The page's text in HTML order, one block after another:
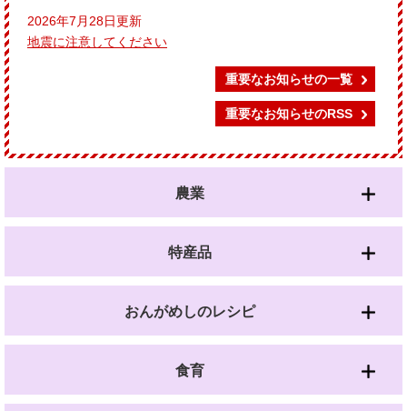
2026年7月28日更新
地震に注意してください
重要なお知らせの一覧
重要なお知らせのRSS
農業
特産品
おんがめしのレシピ
食育